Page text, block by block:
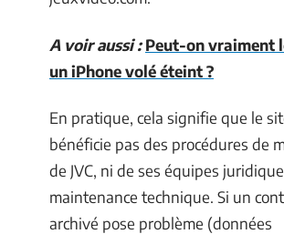
A voir aussi : Peut-on vraiment
un iPhone volé éteint ?
En pratique, cela signifie que le
bénéficie pas des procédures de
de JVC, ni de ses équipes
maintenance technique. Si un
archivé pose problème (données